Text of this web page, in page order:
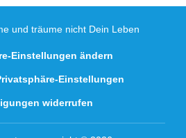
und träume nicht Dein Leben
Einstellungen ändern
Einstellungen
widerrufen